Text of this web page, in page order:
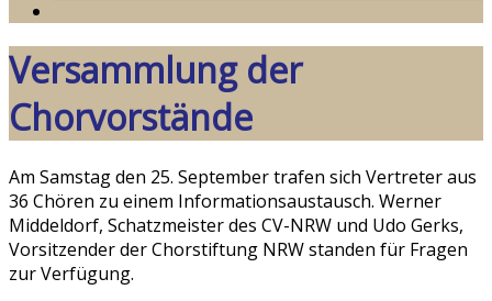
Versammlung der
Chorvorstände
Am Samstag den 25. September trafen sich Vertreter aus
36 Chören zu einem Informationsaustausch. Werner
Middeldorf, Schatzmeister des CV-NRW und Udo Gerks,
Vorsitzender der Chorstiftung NRW standen für Fragen
zur Verfügung.